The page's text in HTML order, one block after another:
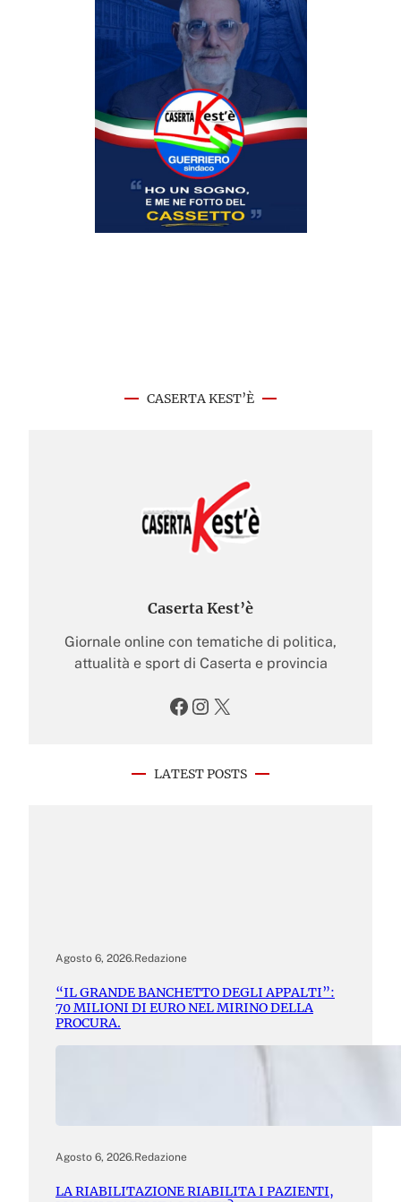
CASERTA KEST’È
Caserta Kest’è
Giornale online con tematiche di politica,
attualità e sport di Caserta e provincia
Facebook Instagram X
LATEST POSTS
Agosto 6, 2026.Redazione
“IL GRANDE BANCHETTO DEGLI APPALTI”:
70 MILIONI DI EURO NEL MIRINO DELLA
PROCURA.
Agosto 6, 2026.Redazione
LA RIABILITAZIONE RIABILITA I PAZIENTI,